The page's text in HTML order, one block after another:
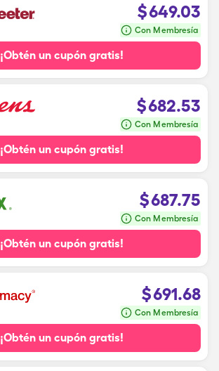
$649.03
Con Membresía
¡Obtén un cupón gratis!
$682.53
Con Membresía
¡Obtén un cupón gratis!
$687.75
Con Membresía
¡Obtén un cupón gratis!
$691.68
Con Membresía
¡Obtén un cupón gratis!